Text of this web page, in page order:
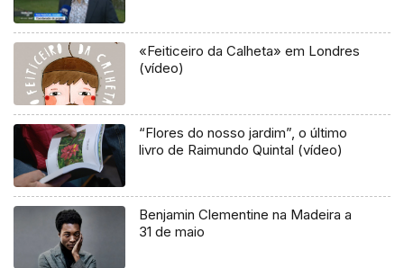
«Feiticeiro da Calheta» em Londres
(vídeo)
“Flores do nosso jardim”, o último
livro de Raimundo Quintal (vídeo)
Benjamin Clementine na Madeira a
31 de maio